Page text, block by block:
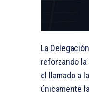
La
reforzando
el llamado a
únicamente